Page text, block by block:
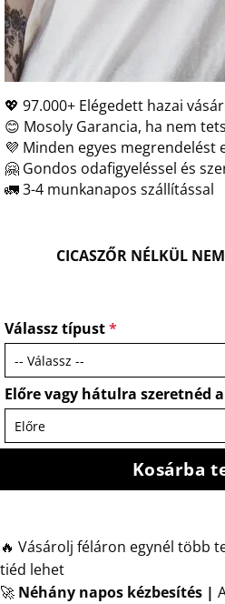
💖 97.000+ Elégedett hazai
😊 Mosoly Garancia, ha nem
💜 Minden egyes megrendelést
🤗 Gondos odafigyeléssel és
🚛 3-4 munkanapos szállítással
CICASZŐR NÉLKÜL
Válassz típust*
Előre vagy hátulra szeretnéd
Kosárba
🔥 Vásárolj féláron egynél több
tiéd lehet
🚀 Néhány napos kézbesítés |